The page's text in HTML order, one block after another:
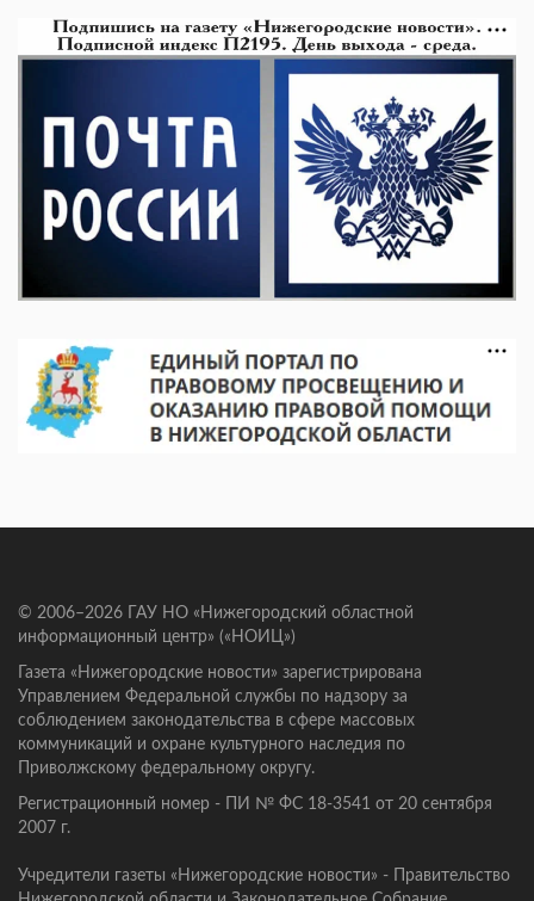
© 2006–2026 ГАУ НО «Нижегородский областной
информационный центр» («НОИЦ»)
Газета «Нижегородские новости» зарегистрирована
Управлением Федеральной службы по надзору за
соблюдением законодательства в сфере массовых
коммуникаций и охране культурного наследия по
Приволжскому федеральному округу.
Регистрационный номер - ПИ № ФС 18-3541 от 20 сентября
2007 г.
Учредители газеты «Нижегородские новости» - Правительство